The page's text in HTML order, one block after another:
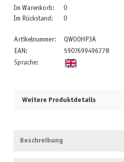
Im Warenkorb:
0
Im Rückstand:
0
Artikelnummer:
QWO0HP3A
EAN:
5907699496778
Sprache:
Weitere Produktdetails
Beschreibung